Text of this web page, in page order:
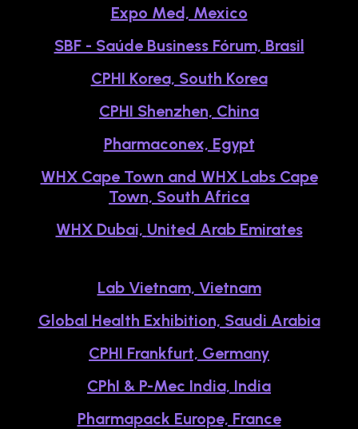
Expo Med, Mexico
SBF - Saúde Business Fórum, Brasil
CPHI Korea, South Korea
CPHI Shenzhen, China
Pharmaconex, Egypt
WHX Cape Town and WHX Labs Cape
Town, South Africa
WHX Dubai, United Arab Emirates
Lab Vietnam, Vietnam
Global Health Exhibition, Saudi Arabia
CPHI Frankfurt, Germany
CPhI & P-Mec India, India
Pharmapack Europe, France